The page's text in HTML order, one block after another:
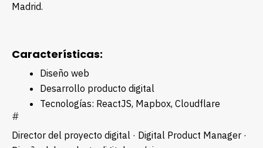
Madrid.
Características:
Diseño web
Desarrollo producto digital
Tecnologías: ReactJS, Mapbox, Cloudflare
#
Director del proyecto digital · Digital Product Manager ·